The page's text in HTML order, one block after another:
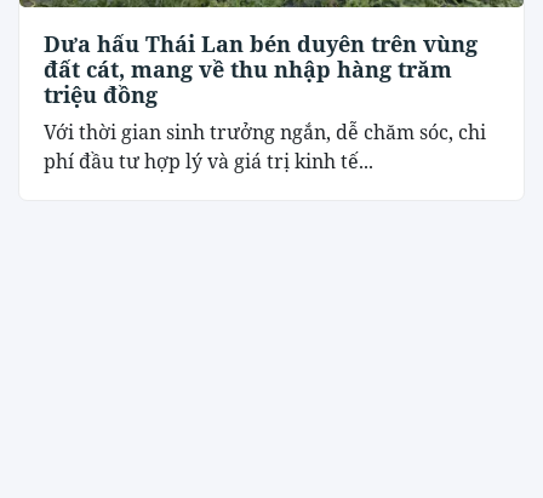
Dưa hấu Thái Lan bén duyên trên vùng
đất cát, mang về thu nhập hàng trăm
triệu đồng
Với thời gian sinh trưởng ngắn, dễ chăm sóc, chi
phí đầu tư hợp lý và giá trị kinh tế...